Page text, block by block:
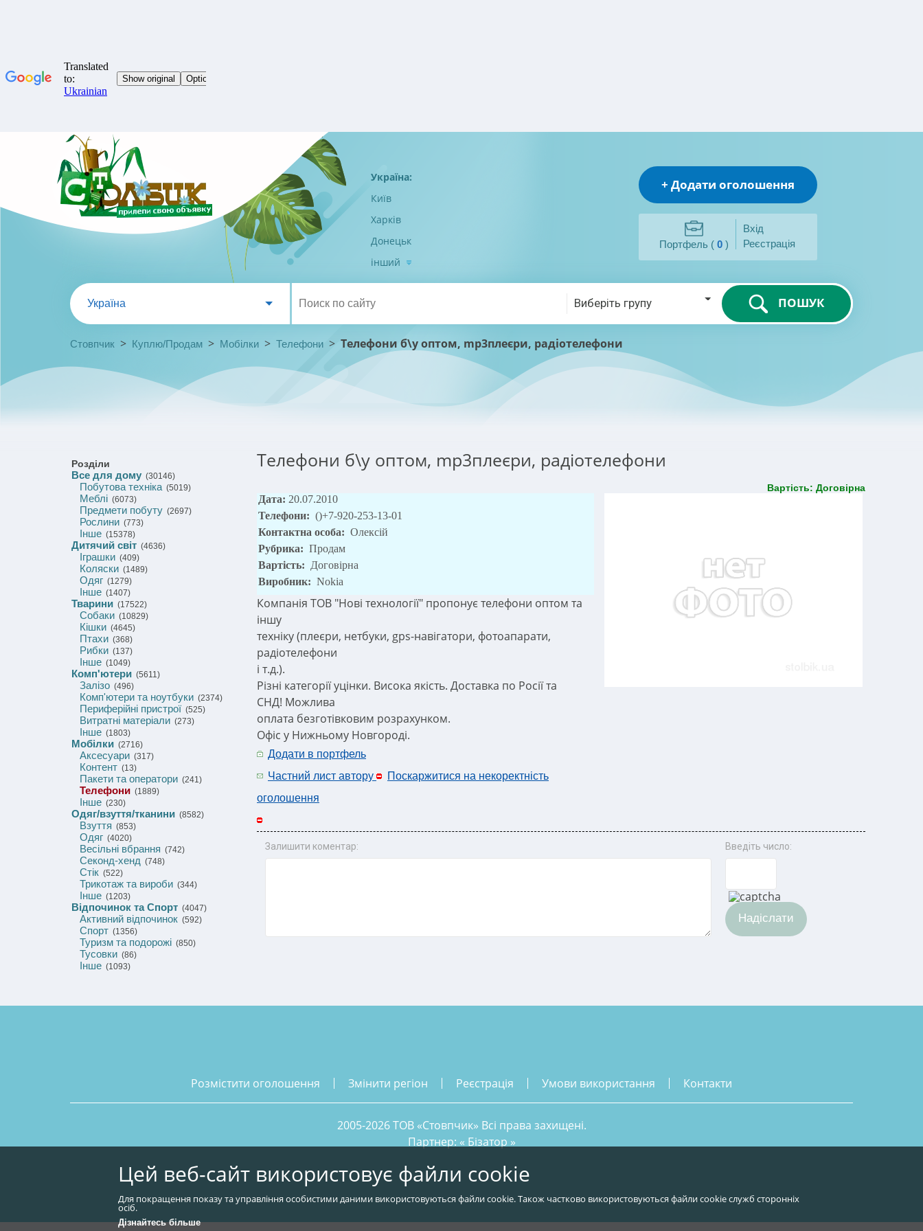
Україна:
Київ
Харків
Донецьк
інший
+ Додати оголошення
Портфель ( 0 )
Вхід
Реєстрація
Україна Виберіть групу ПОШУК
Стовпчик > Куплю/Продам > Мобілки > Телефони > Телефони б\у оптом, mp3плеєри, радіотелефони
Розділи
Все для дому (30146)
Побутова техніка(5019)
Меблі (6073)
Предмети побуту (2697)
Рослини (773)
Інше (15378)
Дитячий світ (4636)
Іграшки (409)
Коляски (1489)
Одяг (1279)
Інше (1407)
Тварини (17522)
Собаки (10829)
Кішки (4645)
Птахи (368)
Рибки (137)
Інше (1049)
Комп'ютери (5611)
Залізо (496)
Комп'ютери та ноутбуки (2374)
Периферійні пристрої (525)
Витратні матеріали (273)
Інше (1803)
Мобілки (2716)
Аксесуари (317)
Контент (13)
Пакети та оператори (241)
Телефони (1889)
Інше (230)
Одяг/взуття/тканини (8582)
Взуття (853)
Одяг (4020)
Весільні вбрання (742)
Секонд-хенд (748)
Стік (522)
Трикотаж та вироби (344)
Інше (1203)
Відпочинок та Спорт (4047)
Активний відпочинок (592)
Спорт (1356)
Туризм та подорожі (850)
Тусовки (86)
Інше (1093)
Телефони б\у оптом, mp3плеєри, радіотелефони
Вартість: Договірна
Дата: 20.07.2010
Телефони: ()+7-920-253-13-01
Контактна особа: Олексій
Рубрика: Продам
Вартість: Договірна
Виробник: Nokia
Компанія ТОВ "Нові технології" пропонує телефони оптом та
іншу
техніку (плеєри, нетбуки, gps-навігатори, фотоапарати,
радіотелефони
і т.д.).
Різні категорії уцінки. Висока якість. Доставка по Росії та
СНД! Можлива
оплата безготівковим розрахунком.
Офіс у Нижньому Новгороді.
Додати в портфель
Частний лист автору
Поскаржитися на некоректність
оголошення
Залишити коментар: Введіть число:
Надіслати
розмістити оголошення змінити регіон реєстрація умови використання контакти
2005-2026 ТОВ «Стовпчик» Всі права захищені.
Партнер: « Бізатор »
Цей веб-сайт використовує файли cookie
Для покращення показу та управління особистими даними використовуються файли cookie. Також частково використовуються файли cookie служб сторонніх
осіб.
Дізнайтесь більше